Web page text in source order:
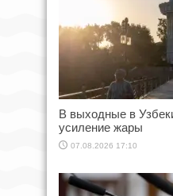
В выходные в
усиление жары
07.08.2026 17:10